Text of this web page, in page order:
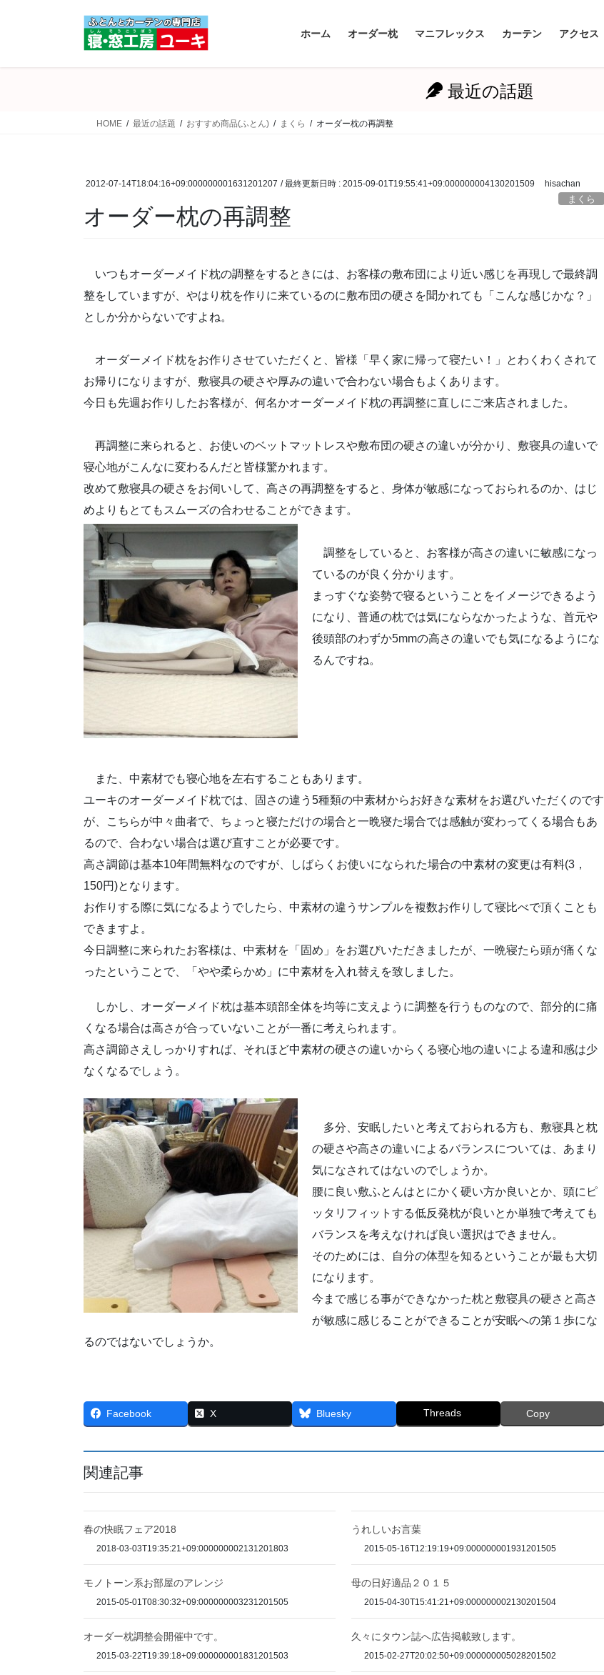
ホーム オーダー枕 マニフレックス カーテン アクセス
最近の話題
HOME 最近の話題 おすすめ商品(ふとん) まくら オーダー枕の再調整
2012-07-14T18:04:16+09:000000001631201207 / 最終更新日時 : 2015-09-01T19:55:41+09:000000004130201509 hisachan
まくら
オーダー枕の再調整
いつもオーダーメイド枕の調整をするときには、お客様の敷布団により近い感じを再現しで最終調
整をしていますが、やはり枕を作りに来ているのに敷布団の硬さを聞かれても「こんな感じかな？」
としか分からないですよね。
オーダーメイド枕をお作りさせていただくと、皆様「早く家に帰って寝たい！」とわくわくされて
お帰りになりますが、敷寝具の硬さや厚みの違いで合わない場合もよくあります。
今日も先週お作りしたお客様が、何名かオーダーメイド枕の再調整に直しにご来店されました。
再調整に来られると、お使いのベットマットレスや敷布団の硬さの違いが分かり、敷寝具の違いで
寝心地がこんなに変わるんだと皆様驚かれます。
改めて敷寝具の硬さをお伺いして、高さの再調整をすると、身体が敏感になっておられるのか、はじ
めよりもとてもスムーズの合わせることができます。
調整をしていると、お客様が高さの違いに敏感になっ
ているのが良く分かります。
まっすぐな姿勢で寝るということをイメージできるよう
になり、普通の枕では気にならなかったような、首元や
後頭部のわずか5mmの高さの違いでも気になるようにな
るんですね。
また、中素材でも寝心地を左右することもあります。
ユーキのオーダーメイド枕では、固さの違う5種類の中素材からお好きな素材をお選びいただくのです
が、こちらが中々曲者で、ちょっと寝ただけの場合と一晩寝た場合では感触が変わってくる場合もあ
るので、合わない場合は選び直すことが必要です。
高さ調節は基本10年間無料なのですが、しばらくお使いになられた場合の中素材の変更は有料(3，
150円)となります。
お作りする際に気になるようでしたら、中素材の違うサンプルを複数お作りして寝比べで頂くことも
できますよ。
今日調整に来られたお客様は、中素材を「固め」をお選びいただきましたが、一晩寝たら頭が痛くな
ったということで、「やや柔らかめ」に中素材を入れ替えを致しました。
しかし、オーダーメイド枕は基本頭部全体を均等に支えように調整を行うものなので、部分的に痛
くなる場合は高さが合っていないことが一番に考えられます。
高さ調節さえしっかりすれば、それほど中素材の硬さの違いからくる寝心地の違いによる違和感は少
なくなるでしょう。
多分、安眠したいと考えておられる方も、敷寝具と枕
の硬さや高さの違いによるバランスについては、あまり
気になされてはないのでしょうか。
腰に良い敷ふとんはとにかく硬い方か良いとか、頭にピ
ッタリフィットする低反発枕が良いとか単独で考えても
バランスを考えなければ良い選択はできません。
そのためには、自分の体型を知るということが最も大切
になります。
今まで感じる事ができなかった枕と敷寝具の硬さと高さ
が敏感に感じることができることが安眠への第１歩にな
るのではないでしょうか。
Facebook X Bluesky Threads Copy
関連記事
春の快眠フェア2018
2018-03-03T19:35:21+09:000000002131201803
うれしいお言葉
2015-05-16T12:19:19+09:000000001931201505
モノトーン系お部屋のアレンジ
2015-05-01T08:30:32+09:000000003231201505
母の日好適品２０１５
2015-04-30T15:41:21+09:000000002130201504
オーダー枕調整会開催中です。
2015-03-22T19:39:18+09:000000001831201503
久々にタウン誌へ広告掲載致します。
2015-02-27T20:02:50+09:000000005028201502